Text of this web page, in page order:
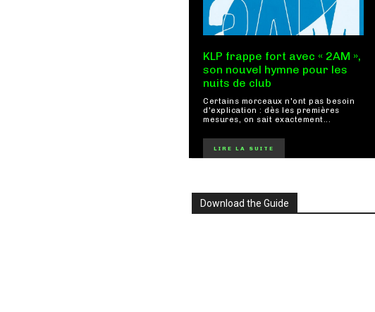
KLP frappe fort avec « 2AM »,
son nouvel hymne pour les
nuits de club
Certains morceaux n'ont pas besoin
d'explication : dès les premières
mesures, on sait exactement...
LIRE LA SUITE
Download the Guide